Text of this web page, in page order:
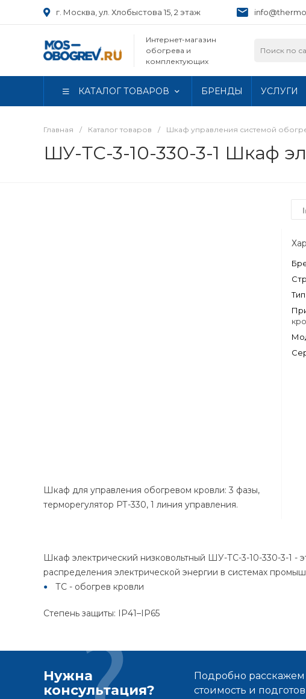
г. Москва, ул. Хлобыстова 15, 2 этаж
Интернет-магазин
обогрева и
комплектующих
КАТАЛОГ ТОВАРОВ БРЕНДЫ УСЛУГИ
Главная / Каталог товаров / Шкаф управления системой
ШУ-ТС-3-10-330-3-1 Шкаф
Шкаф для управления обогревом кровли: 3 фазы,
терморегулятор РТ-330, 1 линия управления.
Шкаф электрический низковольтный ШУ-ТС-3-10-330-3-1 -
распределения электрической энергии в системах
ТС - обогрев кровли
Степень защиты: IP41–IP65
Нужна
консультация?
Подробно расскажем
стоимость и